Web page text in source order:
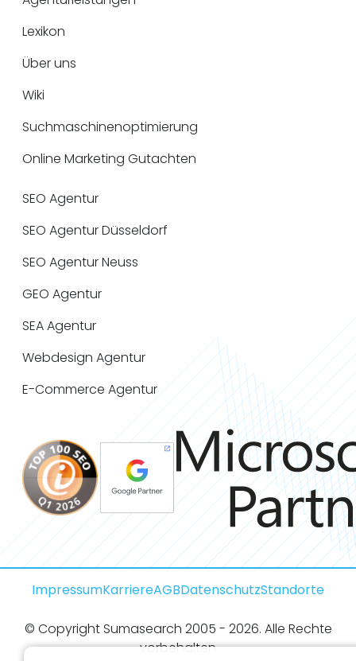
Lexikon
Über uns
Wiki
Suchmaschinenoptimierung
Online Marketing Gutachten
SEO Agentur
SEO Agentur Düsseldorf
SEO Agentur Neuss
GEO Agentur
SEA Agentur
Webdesign Agentur
E-Commerce Agentur
ImpressumKarriereAGBDatenschutzStandorte
© Copyright Sumasearch 2005 - 2026. Alle Rechte
vorbehalten